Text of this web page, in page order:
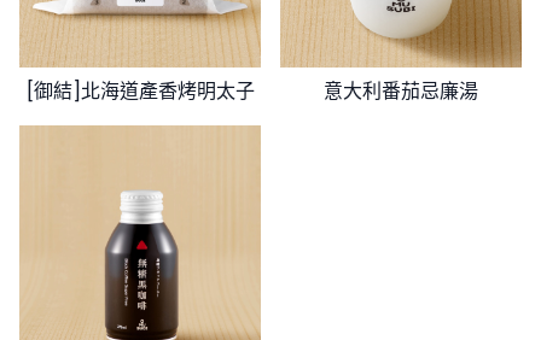
[御結]北海道產香烤明太子 意大利番茄忌廉湯